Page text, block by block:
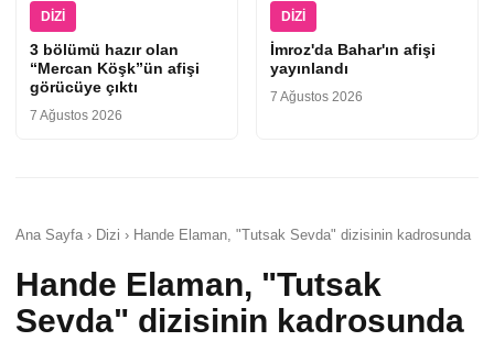
DIZI
3 bölümü hazır olan
“Mercan Köşk”ün afişi
görücüye çıktı
7 Ağustos 2026
DIZI
İmroz'da Bahar'ın afişi
yayınlandı
7 Ağustos 2026
Ana Sayfa › Dizi › Hande Elaman, "Tutsak Sevda" dizisinin kadrosunda
Hande Elaman, "Tutsak
Sevda" dizisinin kadrosunda